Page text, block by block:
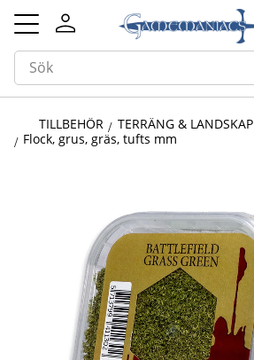
Meny
TILLBEHÖR
TERRÄNG & LANDSKAP
Flock, grus, gräs, tufts mm